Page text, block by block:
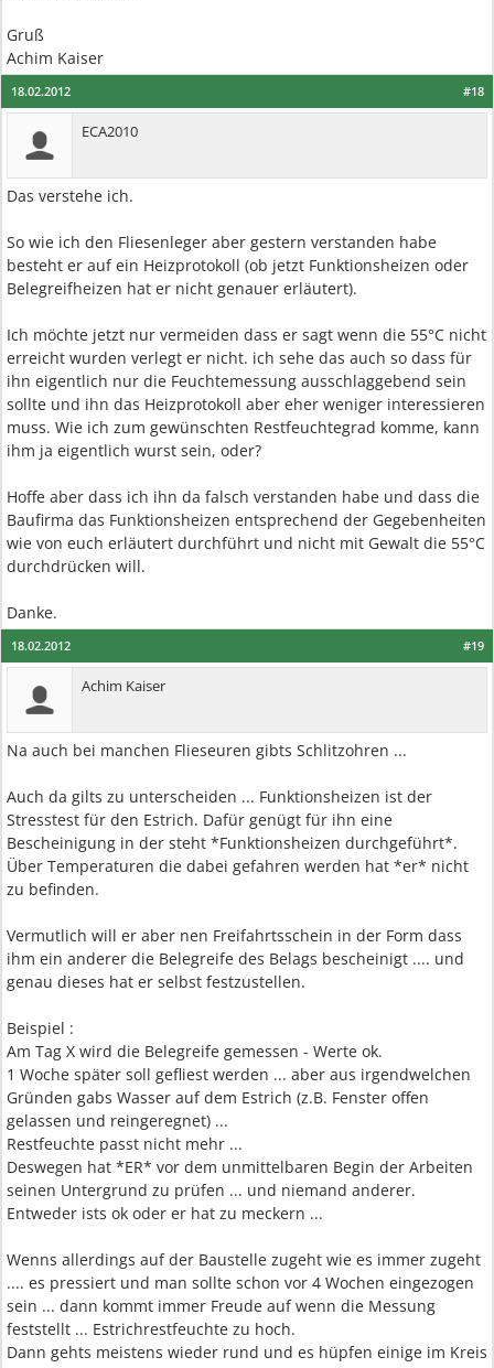
Gruß
Achim Kaiser
#18
18.02.2012
ECA2010
Das verstehe ich.
So wie ich den Fliesenleger aber gestern verstanden habe
besteht er auf ein Heizprotokoll (ob jetzt Funktionsheizen oder
Belegreifheizen hat er nicht genauer erläutert).
Ich möchte jetzt nur vermeiden dass er sagt wenn die 55°C nicht
erreicht wurden verlegt er nicht. ich sehe das auch so dass für
ihn eigentlich nur die Feuchtemessung ausschlaggebend sein
sollte und ihn das Heizprotokoll aber eher weniger interessieren
muss. Wie ich zum gewünschten Restfeuchtegrad komme, kann
ihm ja eigentlich wurst sein, oder?
Hoffe aber dass ich ihn da falsch verstanden habe und dass die
Baufirma das Funktionsheizen entsprechend der Gegebenheiten
wie von euch erläutert durchführt und nicht mit Gewalt die 55°C
durchdrücken will.
Danke.
#19
18.02.2012
Achim Kaiser
Na auch bei manchen Flieseuren gibts Schlitzohren ...
Auch da gilts zu unterscheiden ... Funktionsheizen ist der
Stresstest für den Estrich. Dafür genügt für ihn eine
Bescheinigung in der steht *Funktionsheizen durchgeführt*.
Über Temperaturen die dabei gefahren werden hat *er* nicht
zu befinden.
Vermutlich will er aber nen Freifahrtsschein in der Form dass
ihm ein anderer die Belegreife des Belags bescheinigt .... und
genau dieses hat er selbst festzustellen.
Beispiel :
Am Tag X wird die Belegreife gemessen - Werte ok.
1 Woche später soll gefliest werden ... aber aus irgendwelchen
Gründen gabs Wasser auf dem Estrich (z.B. Fenster offen
gelassen und reingeregnet) ...
Restfeuchte passt nicht mehr ...
Deswegen hat *ER* vor dem unmittelbaren Begin der Arbeiten
seinen Untergrund zu prüfen ... und niemand anderer.
Entweder ists ok oder er hat zu meckern ...
Wenns allerdings auf der Baustelle zugeht wie es immer zugeht
.... es pressiert und man sollte schon vor 4 Wochen eingezogen
sein ... dann kommt immer Freude auf wenn die Messung
feststellt ... Estrichrestfeuchte zu hoch.
Dann gehts meistens wieder rund und es hüpfen einige im Kreis